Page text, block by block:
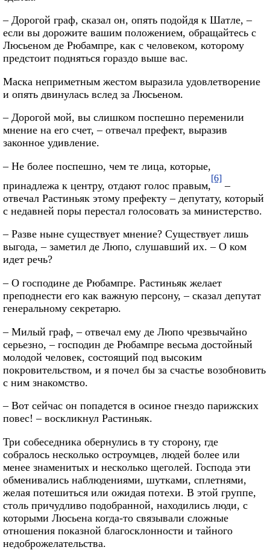
– Дорогой граф, сказал он, опять подойдя к Шатле, –
если вы дорожите вашим положением, обращайтесь с
Люсьеном де Рюбампре, как с человеком, которому
предстоит подняться гораздо выше вас.
Маска неприметным жестом выразила удовлетворение
и опять двинулась вслед за Люсьеном.
– Дорогой мой, вы слишком поспешно переменили
мнение на его счет, – отвечал префект, выразив
законное удивление.
– Не более поспешно, чем те лица, которые,
принадлежа к центру, отдают голос правым,
[6]
–
отвечал Растиньяк этому префекту – депутату, который
с недавней поры перестал голосовать за министерство.
– Разве ныне существует мнение? Существует лишь
выгода, – заметил де Люпо, слушавший их. – О ком
идет речь?
– О господине де Рюбампре. Растиньяк желает
преподнести его как важную персону, – сказал депутат
генеральному секретарю.
– Милый граф, – отвечал ему де Люпо чрезвычайно
серьезно, – господин де Рюбампре весьма достойный
молодой человек, состоящий под высоким
покровительством, и я почел бы за счастье возобновить
с ним знакомство.
– Вот сейчас он попадется в осиное гнездо парижских
повес! – воскликнул Растиньяк.
Три собеседника обернулись в ту сторону, где
собралось несколько остроумцев, людей более или
менее знаменитых и несколько щеголей. Господа эти
обменивались наблюдениями, шутками, сплетнями,
желая потешиться или ожидая потехи. В этой группе,
столь причудливо подобранной, находились люди, с
которыми Люсьена когда-то связывали сложные
отношения показной благосклонности и тайного
недоброжелательства.